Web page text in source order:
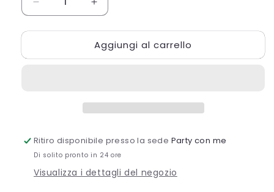
Diminuisci
quantità
per
LANTERNE
Aumenta
quantità
per
S/3
LANTERNE
Aggiungi al carrello
Ritiro disponibile presso la sede Party con me
Di solito pronto in 24 ore
Visualizza i dettagli del negozio